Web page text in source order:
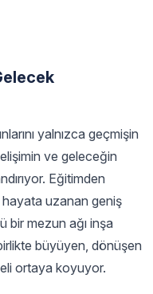
yalnızca geçmişin
ve geleceğin
Eğitimden
uzanan geniş
bir mezun ağı inşa
büyüyen, dönüşen
ortaya koyuyor.